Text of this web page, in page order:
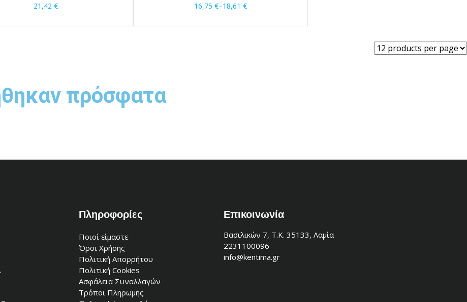
21,42€ 16,75 €–18,61 €
πρόσφατα
Πληροφορίες
Ποιοί είμαστε
Όροι Χρήσης
Πολιτική Απορρήτου
Πολιτική Cookies
Ασφάλεια Συναλλαγών
Τρόποι Πληρωμής
Επικοινωνία
Βασιλικών 7, Τ.Κ. 35133, Λαμία
2231100096
info@kentima.gr